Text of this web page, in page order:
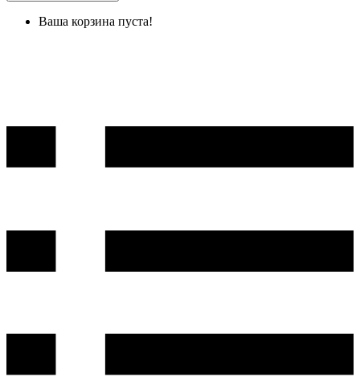
Ваша корзина пуста!